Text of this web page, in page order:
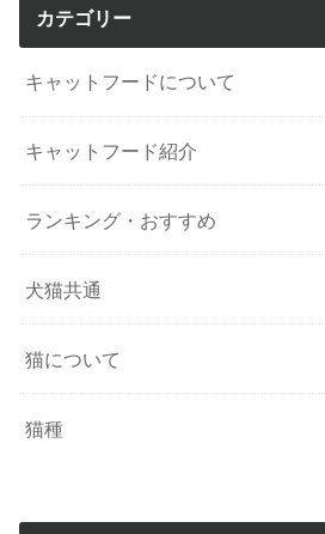
カテゴリー
キャットフードについて
キャットフード紹介
ランキング・おすすめ
犬猫共通
猫について
猫種